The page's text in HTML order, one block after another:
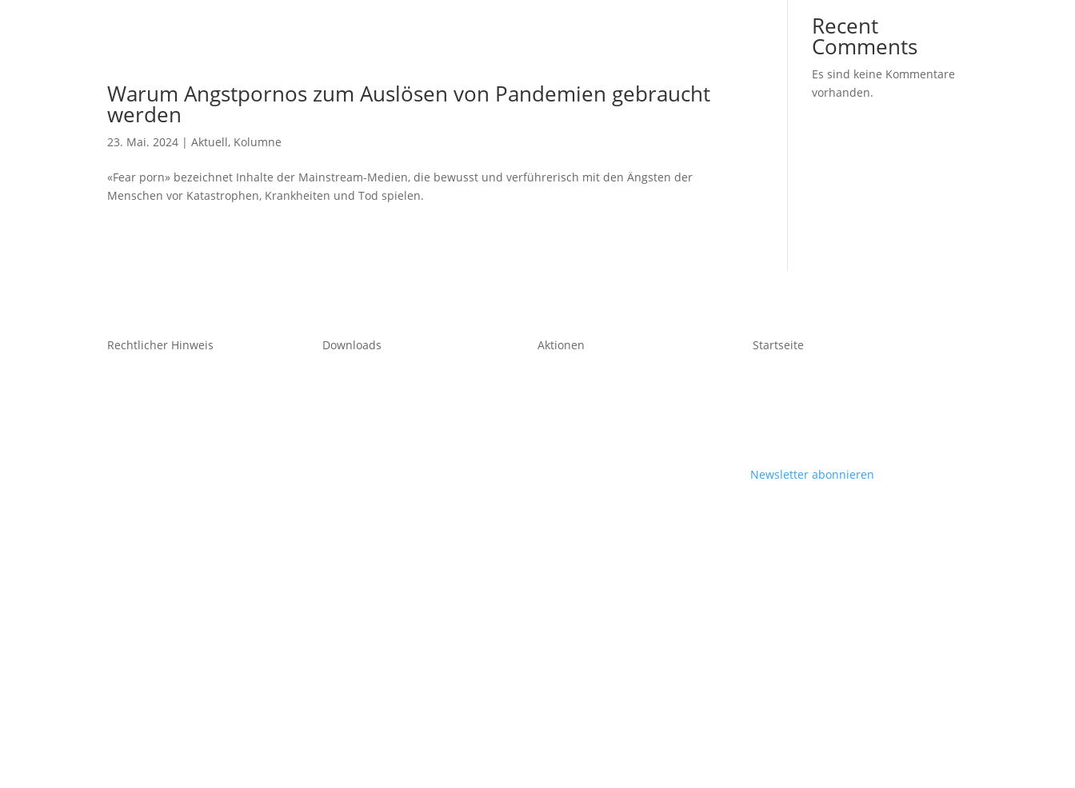
Warum Angstpornos zum Auslösen von Pandemien gebraucht
werden
23. Mai. 2024 |Aktuell, Kolumne
«Fear porn» bezeichnet Inhalte der Mainstream-Medien, die bewusst und verführerisch mit den Ängsten der
Menschen vor Katastrophen, Krankheiten und Tod spielen.
Recent
Comments
Es sind keine Kommentare
vorhanden.
Rechtlicher Hinweis Downloads Aktionen Startseite
Newsletter abonnieren